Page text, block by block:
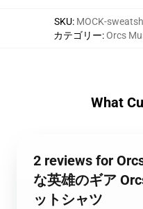
SKU: MOCK-
カテゴリー:Orcs
What
2 reviews for
な英雄のギア
ットシャツ